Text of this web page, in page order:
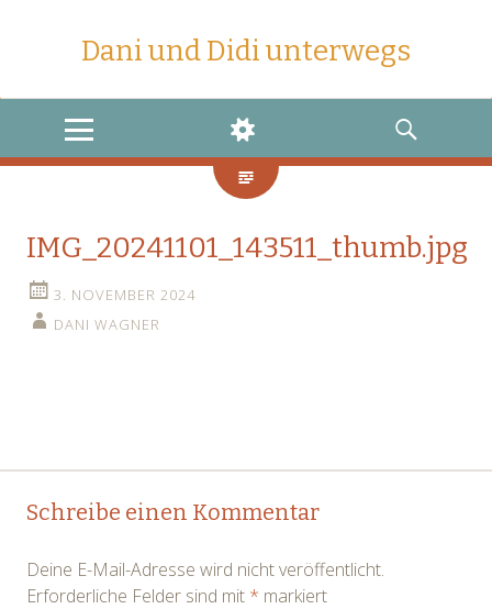
Dani und Didi unterwegs
MENU
WIDGETS
SEARCH
IMG_20241101_143511_thumb.jpg
3. NOVEMBER 2024
DANI WAGNER
Post
Schreibe einen Kommentar
Deine E-Mail-Adresse wird nicht veröffentlicht.
Erforderliche Felder sind mit * markiert